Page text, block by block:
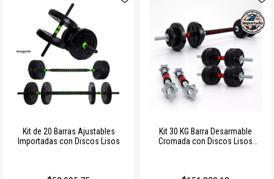
Kit de 20 Barras Ajustables
Importadas con Discos Lisos
Kit 30 KG Barra Desarmable
Cromada con Discos Lisos